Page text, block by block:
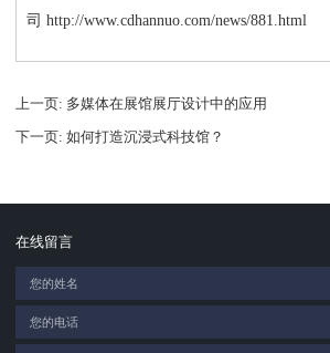
司 http://www.cdhannuo.com/news/881.html
上一页: 多媒体在展馆展厅设计中的应用
下一页: 如何打造沉浸式科技馆？
在线留言